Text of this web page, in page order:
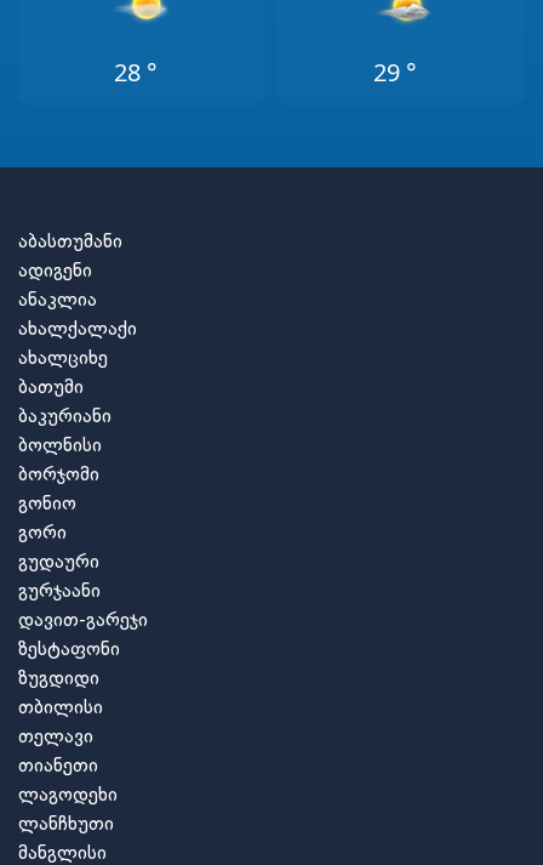
28 ° 29 °
აბასთუმანი
ადიგენი
ანაკლია
ახალქალაქი
ახალციხე
ბათუმი
ბაკურიანი
ბოლნისი
ბორჯომი
გონიო
გორი
გუდაური
გურჯაანი
დავით-გარეჯი
ზესტაფონი
ზუგდიდი
თბილისი
თელავი
თიანეთი
ლაგოდეხი
ლანჩხუთი
მანგლისი